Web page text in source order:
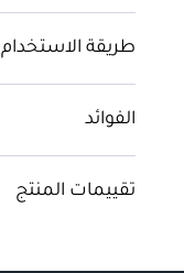
طريقة الاستخدام
الفوائد
تقييمات المنتج